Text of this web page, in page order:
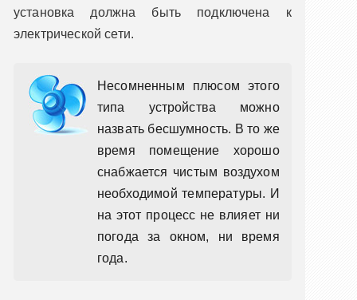
установка должна быть подключена к
электрической сети.
Несомненным плюсом этого
типа устройства можно
назвать бесшумность. В то же
время помещение хорошо
снабжается чистым воздухом
необходимой температуры. И
на этот процесс не влияет ни
погода за окном, ни время
года.